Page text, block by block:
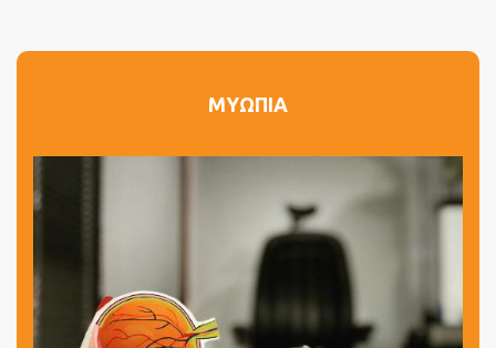
ΜΥΩΠΙΑ